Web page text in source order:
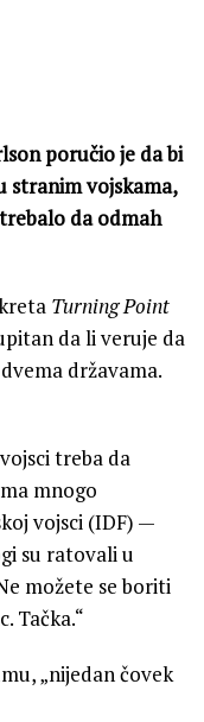
poručio je da bi
stranim vojskama,
da odmah
Turning Point
da li veruje da
državama.
treba da
mnogo
vojsci (IDF) —
su ratovali u
možete se boriti
Tačka.“
„nijedan čovek